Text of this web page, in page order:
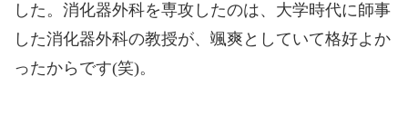
した。消化器外科を専攻したのは、大学時代に師事
した消化器外科の教授が、颯爽としていて格好よか
ったからです(笑)。